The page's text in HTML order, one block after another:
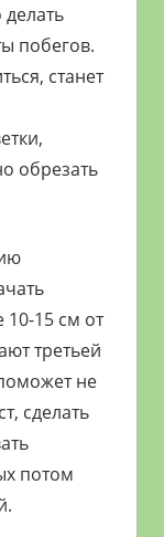
побегов.
станет
обрезать
15 см от
третьей
не
сделать
потом